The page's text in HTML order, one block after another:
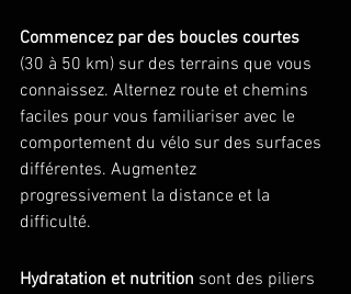
Commencez par des boucles courtes
(30 à 50 km) sur des terrains que vous
connaissez. Alternez route et chemins
faciles pour vous familiariser avec le
comportement du vélo sur des surfaces
différentes. Augmentez
progressivement la distance et la
difficulté.
Hydratation et nutrition sont des piliers